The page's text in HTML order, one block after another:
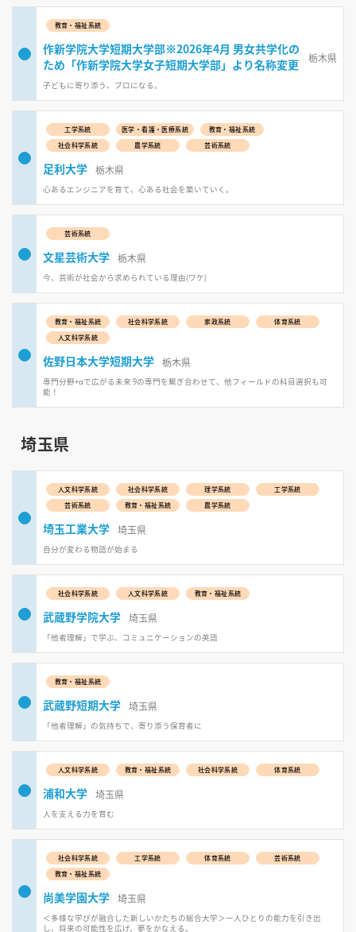
教育・福祉系統
作新学院大学短期大学部※2026年4月 男女共学化の
ため「作新学院大学女子短期大学部」より名称変更
栃木県
子どもに寄り添う、プロになる。
工学系統 医学・看護・医療系統
教育・福祉系統
社会科学系統
農学系統 芸術系統
足利大学 栃木県
心あるエンジニアを育て、心ある社会を築いていく。
芸術系統
文星芸術大学 栃木県
今、芸術が社会から求められている理由(ワケ)
教育・福祉系統 社会科学系統 家政系統
体育系統
人文科学系統
佐野日本大学短期大学 栃木県
専門分野+αで広がる未来 9の専門を繋ぎ合わせて、他フィールドの科目選択も可
能！
埼玉県
人文科学系統 社会科学系統 理学系統
工学系統
芸術系統
教育・福祉系統 農学系統
埼玉工業大学 埼玉県
自分が変わる物語が始まる
社会科学系統 人文科学系統 教育・福祉系統
武蔵野学院大学 埼玉県
「他者理解」で学ぶ、コミュニケーションの英語
教育・福祉系統
武蔵野短期大学 埼玉県
「他者理解」の気持ちで、寄り添う保育者に
人文科学系統 教育・福祉系統 社会科学系統 体育系統
浦和大学 埼玉県
人を支える力を育む
社会科学系統 工学系統 体育系統
芸術系統
教育・福祉系統
尚美学園大学 埼玉県
＜多様な学びが融合した新しいかたちの総合大学＞一人ひとりの能力を引き出
し、将来の可能性を広げ、夢をかなえる。